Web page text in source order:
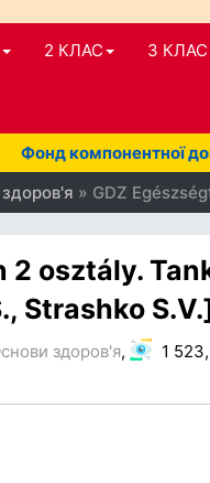
2 КЛАС 3 КЛАС
Фонд компонентної
» GDZ
2 osztály.
Strashko
здоров'я, 1 523,